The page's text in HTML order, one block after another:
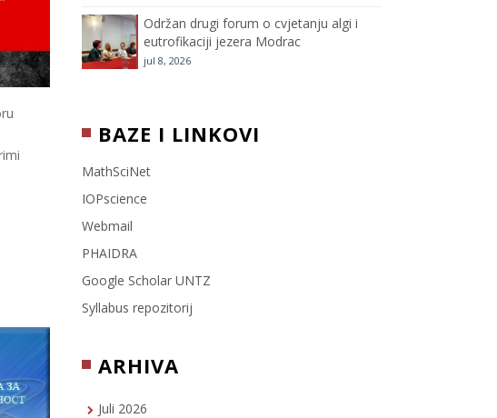
Održan drugi forum o cvjetanju algi i
eutrofikaciji jezera Modrac
jul 8, 2026
BAZE I LINKOVI
MathSciNet
IOPscience
Webmail
PHAIDRA
Google Scholar UNTZ
Syllabus repozitorij
ARHIVA
Juli 2026